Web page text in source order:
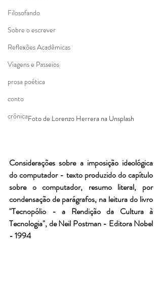
Filosofando
Sobre o escrever
Reflexões Acadêmicas
Viagens e Passeios
prosa poética
conto
crônicaFoto de Lorenzo Herrera na Unsplash
Considerações sobre a imposição ideológica
do computador - texto produzido do capítulo
sobre o computador, resumo literal, por
condensação de parágrafos, na leitura do livro
"Tecnopólio - a Rendição da Cultura à
Tecnologia", de Neil Postman - Editora Nobel
- 1994